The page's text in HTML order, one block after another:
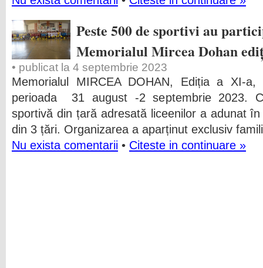
Peste 500 de sportivi au
Memorialul Mircea Dohan
• publicat la 4 septembrie 2023
Memorialul MIRCEA DOHAN, Ediția a XI-
perioada 31 august -2 septembrie 2023.
sportivă din țară adresată liceenilor a adunat
din 3 țări. Organizarea a aparținut exclusiv
Nu exista comentarii • Citeste in continuare »